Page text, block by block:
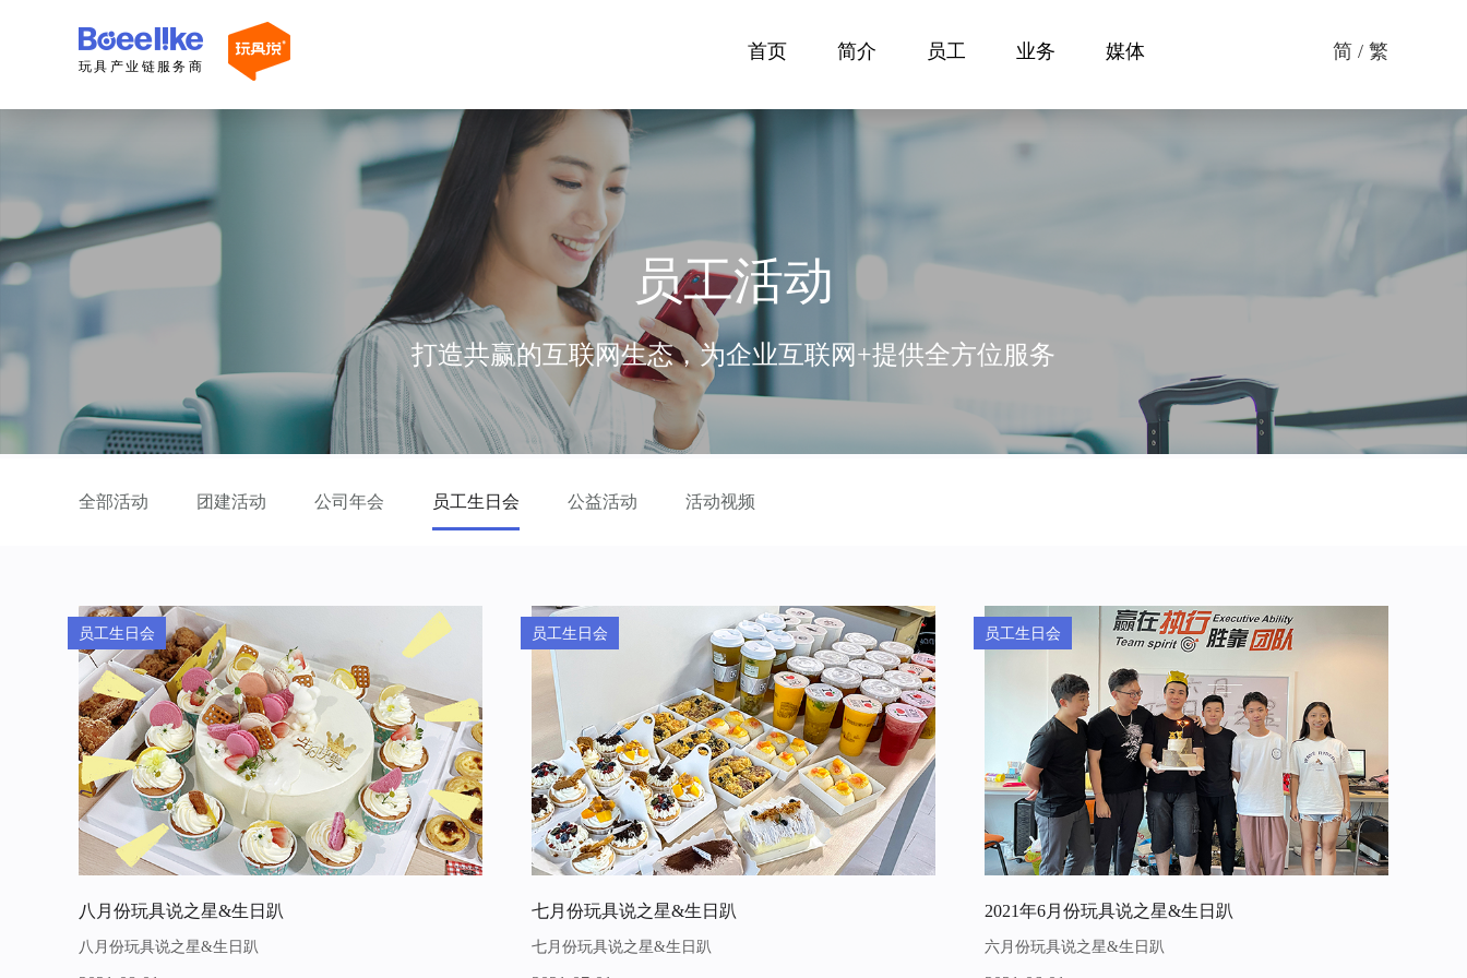
玩具产业链服务商
首页 简介 员工 业务 媒体 简 / 繁
员工活动
打造共赢的互联网生态，为企业互联网+提供全方位服务
全部活动 团建活动 公司年会 员工生日会 公益活动 活动视频
员工生日会
八月份玩具说之星&生日趴
八月份玩具说之星&生日趴
员工生日会
七月份玩具说之星&生日趴
七月份玩具说之星&生日趴
员工生日会
2021年6月份玩具说之星&生日趴
六月份玩具说之星&生日趴